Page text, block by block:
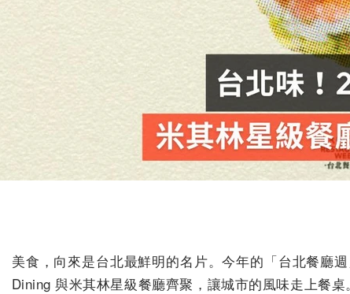
美食，向來是台北最鮮明的名片。今年的「台北餐廳
Dining 與米其林星級餐廳齊聚，讓城市的風味走上餐